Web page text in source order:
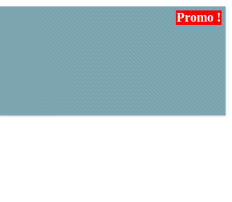
Promo !
Promo !
Promo !